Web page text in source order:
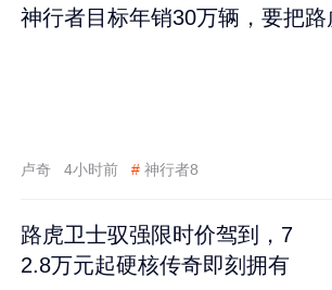
神行者目标年销30万辆，要把
卢奇 4小时前 # 神行者8
路虎卫士驭强限时价驾到，7
2.8万元起硬核传奇即刻拥有